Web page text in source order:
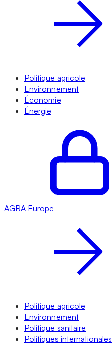
Politique agricole
Environnement
Économie
Énergie
AGRA Europe
Politique agricole
Environnement
Politique sanitaire
Politiques internationales